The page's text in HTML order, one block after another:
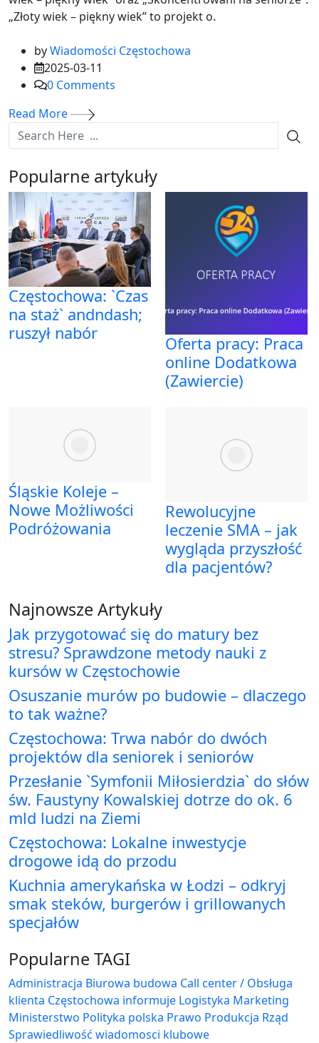
„Złoty wiek – piękny wiek” to projekt o.
byWiadomości Częstochowa
2025-03-11
0 Comments
Read More
Popularne artykuły
Częstochowa: `Czas
na staż` andndash;
ruszył nabór
Oferta pracy: Praca
online Dodatkowa
(Zawiercie)
Śląskie Koleje –
Nowe Możliwości
Podróżowania
Rewolucyjne
leczenie SMA – jak
wygląda przyszłość
dla pacjentów?
Najnowsze Artykuły
Jak przygotować się do matury bez
stresu? Sprawdzone metody nauki z
kursów w Częstochowie
Osuszanie murów po budowie – dlaczego
to tak ważne?
Częstochowa: Trwa nabór do dwóch
projektów dla seniorek i seniorów
Przesłanie `Symfonii Miłosierdzia` do słów
św. Faustyny Kowalskiej dotrze do ok. 6
mld ludzi na Ziemi
Częstochowa: Lokalne inwestycje
drogowe idą do przodu
Kuchnia amerykańska w Łodzi – odkryj
smak steków, burgerów i grillowanych
specjałów
Popularne TAGI
Administracja Biurowa budowa Call center / Obsługa
klienta Częstochowa informuje Logistyka Marketing
Ministerstwo Polityka polska Prawo Produkcja Rząd
Sprawiedliwość wiadomosci klubowe